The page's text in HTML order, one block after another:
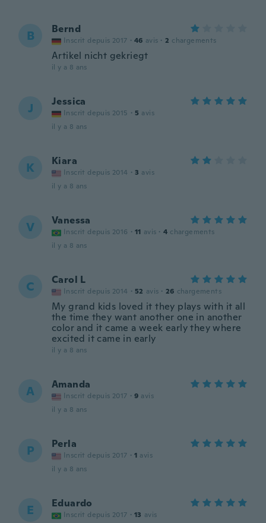
B Bernd
Inscrit depuis 2017 · 46 avis · 2 chargements
Artikel nicht gekriegt
il y a 8 ans
J Jessica
Inscrit depuis 2015 · 5 avis
il y a 8 ans
K Kiara
Inscrit depuis 2014 · 3 avis
il y a 8 ans
V Vanessa
Inscrit depuis 2016 · 11 avis · 4 chargements
il y a 8 ans
C Carol L
Inscrit depuis 2014 · 52 avis · 26 chargements
My grand kids loved it they plays with it all
the time they want another one in another
color and it came a week early they where
excited it came in early
il y a 8 ans
A Amanda
Inscrit depuis 2017 · 9 avis
il y a 8 ans
P Perla
Inscrit depuis 2017 · 1 avis
il y a 8 ans
E Eduardo
Inscrit depuis 2017 · 13 avis